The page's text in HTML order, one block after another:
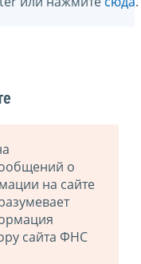
о
на сайте
сайта ФНС